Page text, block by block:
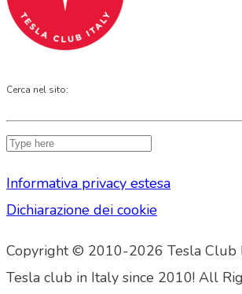
Cerca nel sito:
Informativa privacy estesa
Dichiarazione dei cookie
Copyright © 2010-2026 Tesla Club
Tesla club in Italy since 2010! All